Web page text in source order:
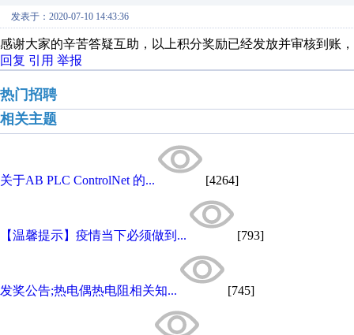
发表于：2020-07-10 14:43:36
感谢大家的辛苦答疑互助，以上积分奖励已经发放并审核到账
回复 引用 举报
热门招聘
相关主题
关于AB PLC ControlNet 的... [4264]
【温馨提示】疫情当下必须做到... [793]
发奖公告;热电偶热电阻相关知... [745]